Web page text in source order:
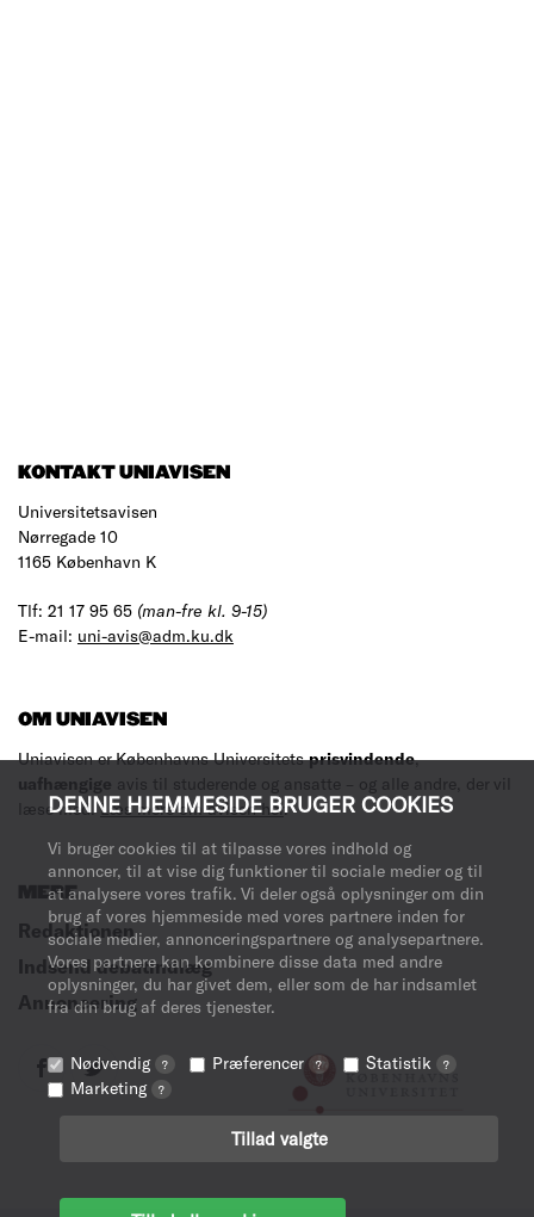
DENNE HJEMMESIDE BRUGER COOKIES
Vi bruger cookies til at tilpasse vores indhold og
annoncer, til at vise dig funktioner til sociale medier og til
at analysere vores trafik. Vi deler også oplysninger om din
brug af vores hjemmeside med vores partnere inden for
sociale medier, annonceringspartnere og analysepartnere.
Vores partnere kan kombinere disse data med andre
oplysninger, du har givet dem, eller som de har indsamlet
fra din brug af deres tjenester.
Nødvendig ? Præferencer ? Statistik ?
Marketing ?
Tillad valgte
KONTAKT UNIAVISEN
Universitetsavisen
Nørregade 10
1165 København K
Tlf: 21 17 95 65 (man-fre kl. 9-15)
E-mail: uni-avis@adm.ku.dk
OM UNIAVISEN
Uniavisen er Københavns Universitetsprisvindende,
uafhængige avis til studerende og ansatte – og alle andre, der vil
læse med.Læs mere om avisen her.
MERE
Redaktionen
Indsend debatindlæg
Annoncering